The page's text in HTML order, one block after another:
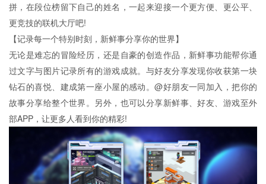
拼，在段位榜留下自己的姓名，一起来迎接一个更方便、更公平、
更竞技的联机大厅吧!
【记录每一个特别时刻，新鲜事分享你的世界】
无论是难忘的冒险经历，还是自豪的创造作品，新鲜事功能帮你通
过文字与图片记录所有的游戏成就。与好友分享发现你收获第一块
钻石的喜悦、建成第一座小屋的感动。@好朋友一同加入，把你的
故事分享给整个世界。另外，也可以分享新鲜事、好友、游戏至外
部APP，让更多人看到你的精彩!